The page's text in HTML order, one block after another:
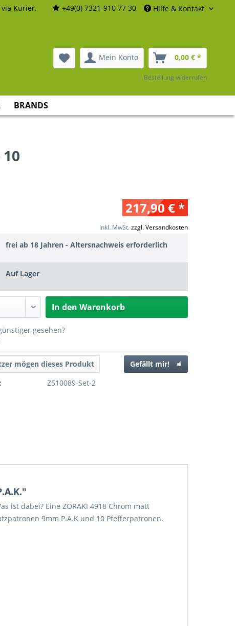
Hilfe & Kontakt
Kurier. +49(0) 7321-910 77 30
Mein Konto 0,00 € *
Bestellung widerrufen
BRANDS
217,90 € *
inkl. MwSt.zzgl. Versandkosten
frei ab 18 Jahren - Altersnachweis erforderlich
Auf Lager
In den Warenkorb
gesehen?
mögen dieses Produkt
Gefällt mir!
Z510089-Set-2
ist dabei? Eine ZORAKI 4918 Chrom matt
9mm P.A.K und 10 Pfefferpatronen.